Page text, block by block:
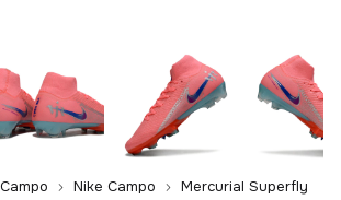
Nike Campo Mercurial Superfly